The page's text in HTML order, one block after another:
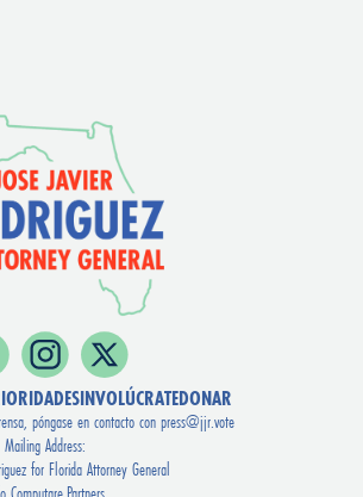
INVOLÚCRATEDONAR
póngase en contacto con press@jjr.vote
Mailing Address:
for Florida Attorney General